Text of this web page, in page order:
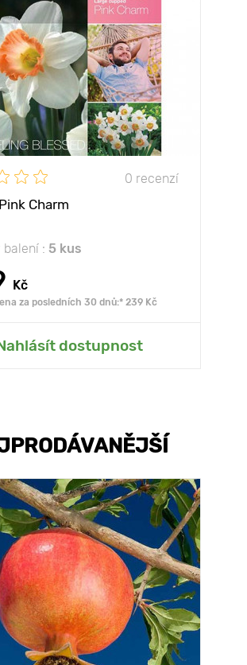
0 recenzí
Charm
balení : 5 kus
Kč
za posledních 30 dnů:* 239 Kč
dostupnost